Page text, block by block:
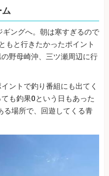
ム
ングへ。朝は寒すぎるので
もと行きたかったポイント
野母崎沖、三ツ瀬周辺に行
ントで釣り番組にも出てく
も釣果0という日もあった
場所で、回遊してくる青